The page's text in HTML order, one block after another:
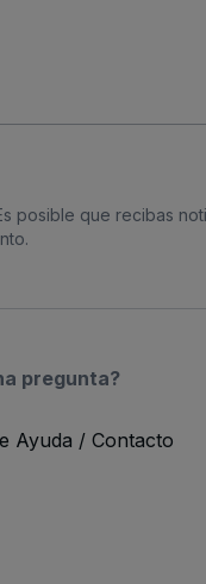
posible que recibas
pregunta?
Ayuda / Contacto